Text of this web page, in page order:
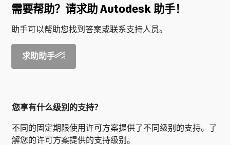
需要帮助？请求助 Autodesk 助手！
助手可以帮助您找到答案或联系支持人员。
求助助手
您享有什么级别的支持？
不同的固定期限使用许可方案提供了不同级别的支持。了
解您的许可方案提供的支持级别。